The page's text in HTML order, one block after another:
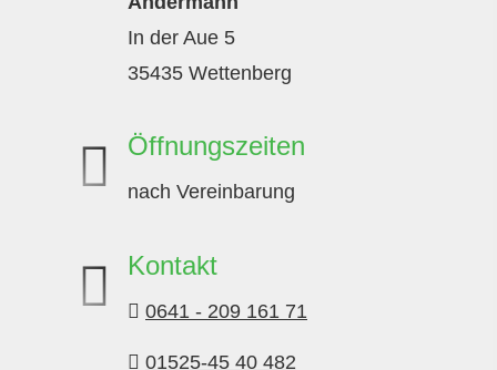
In der Aue 5
35435 Wettenberg
Öffnungszeiten
nach Vereinbarung
Kontakt
0641 - 209 161 71
01525-45 40 482